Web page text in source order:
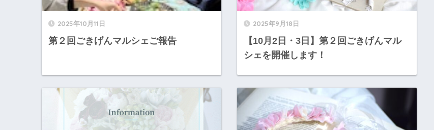
2025年10月11日
第２回ごきげんマルシェご報告
2025年9月18日
【10月2日・3日】第２回ごきげんマル
シェを開催します！